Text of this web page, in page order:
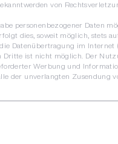
von
personenbezogener Daten
dies, soweit möglich, stets
Datenübertragung im
ist nicht möglich. Der
Werbung und
der unverlangten Zusendung